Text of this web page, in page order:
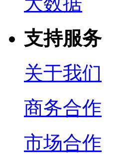
支持服务
关于我们
商务合作
市场合作